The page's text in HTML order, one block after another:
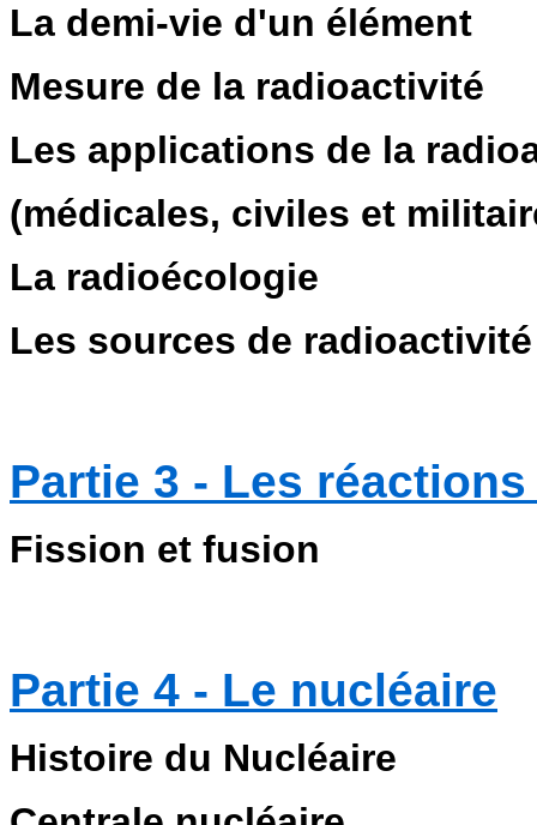
La demi-vie d'un élément
Mesure de la radioactivité
Les applications de la
(médicales, civiles et
La radioécologie
Les sources de radioactivité
Partie 3 - Les
Fission et fusion
Partie 4 - Le nucléaire
Histoire du Nucléaire